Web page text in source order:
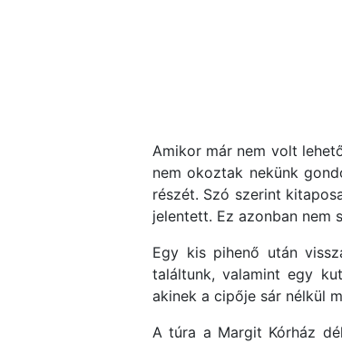
Amikor már nem volt
nem okoztak nekünk
részét. Szó szerint
jelentett. Ez azonban nem
Egy kis pihenő után
találtunk, valamint egy
akinek a cipője sár nélkül
A túra a Margit Kórház